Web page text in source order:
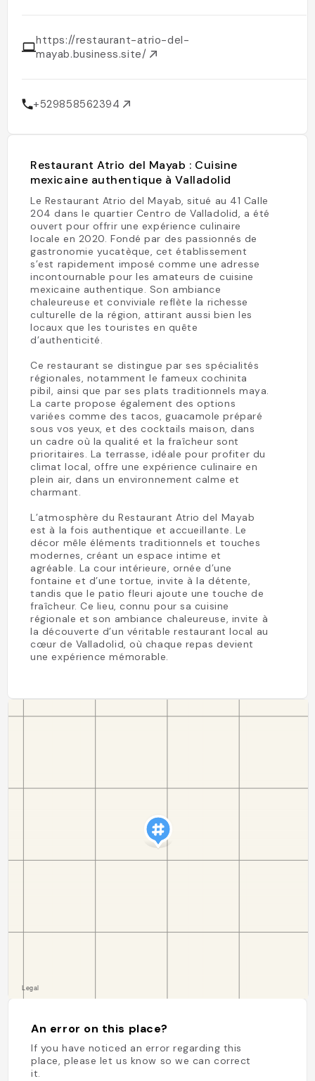
https://restaurant-atrio-del-
mayab.business.site/
+529858562394
Restaurant Atrio del Mayab : Cuisine
mexicaine authentique à Valladolid
Le Restaurant Atrio del Mayab, situé au 41 Calle
204 dans le quartier Centro de Valladolid, a été
ouvert pour offrir une expérience culinaire
locale en 2020. Fondé par des passionnés de
gastronomie yucatèque, cet établissement
s’est rapidement imposé comme une adresse
incontournable pour les amateurs de cuisine
mexicaine authentique. Son ambiance
chaleureuse et conviviale reflète la richesse
culturelle de la région, attirant aussi bien les
locaux que les touristes en quête
d’authenticité.
Ce restaurant se distingue par ses spécialités
régionales, notamment le fameux cochinita
pibil, ainsi que par ses plats traditionnels maya.
La carte propose également des options
variées comme des tacos, guacamole préparé
sous vos yeux, et des cocktails maison, dans
un cadre où la qualité et la fraîcheur sont
prioritaires. La terrasse, idéale pour profiter du
climat local, offre une expérience culinaire en
plein air, dans un environnement calme et
charmant.
L’atmosphère du Restaurant Atrio del Mayab
est à la fois authentique et accueillante. Le
décor mêle éléments traditionnels et touches
modernes, créant un espace intime et
agréable. La cour intérieure, ornée d’une
fontaine et d’une tortue, invite à la détente,
tandis que le patio fleuri ajoute une touche de
fraîcheur. Ce lieu, connu pour sa cuisine
régionale et son ambiance chaleureuse, invite à
la découverte d’un véritable restaurant local au
cœur de Valladolid, où chaque repas devient
une expérience mémorable.
An error on this place?
If you have noticed an error regarding this
place, please let us know so we can correct
it.